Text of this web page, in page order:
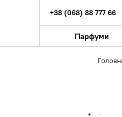
+38 (068) 88 777 66
Парфуми